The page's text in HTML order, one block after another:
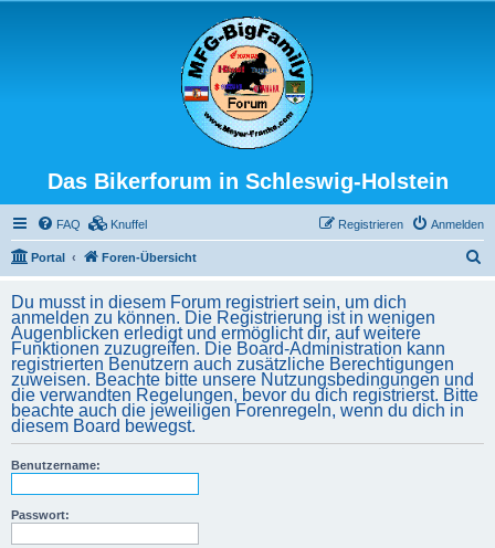
Das Bikerforum in Schleswig-Holstein
FAQ Knuffel Anmelden
Registrieren
Portal Foren-Übersicht
Du musst in diesem Forum registriert sein, um dich
anmelden zu können. Die Registrierung ist in wenigen
Augenblicken erledigt und ermöglicht dir, auf weitere
Funktionen zuzugreifen. Die Board-Administration kann
registrierten Benutzern auch zusätzliche Berechtigungen
zuweisen. Beachte bitte unsere Nutzungsbedingungen und
die verwandten Regelungen, bevor du dich registrierst. Bitte
beachte auch die jeweiligen Forenregeln, wenn du dich in
diesem Board bewegst.
Benutzername:
Passwort: